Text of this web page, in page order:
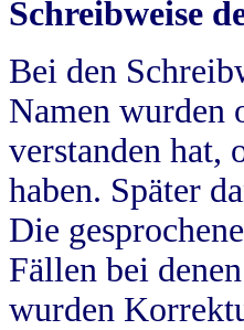
Schreibweise
Bei den
Namen wurden
verstanden hat,
haben. Später
Die
Fällen bei
wurden